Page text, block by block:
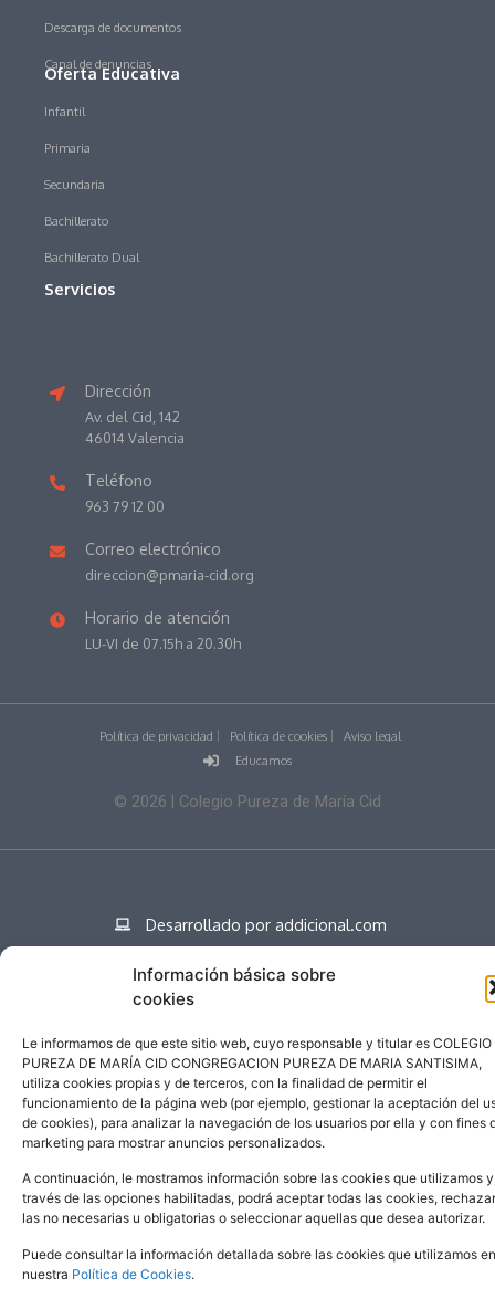
Información básica sobre
cookies
Le informamos de que este sitio web, cuyo responsable y titular es COLEGIO
PUREZA DE MARÍA CID CONGREGACION PUREZA DE MARIA SANTISIMA,
utiliza cookies propias y de terceros, con la finalidad de permitir el
funcionamiento de la página web (por ejemplo, gestionar la aceptación del
de cookies), para analizar la navegación de los usuarios por ella y con fines
marketing para mostrar anuncios personalizados.
A continuación, le mostramos información sobre las cookies que utilizamos
través de las opciones habilitadas, podrá aceptar todas las cookies, rechazar
las no necesarias u obligatorias o seleccionar aquellas que desea autorizar.
Puede consultar la información detallada sobre las cookies que utilizamos en
nuestra Política de Cookies.
Descarga de documentos
Canal de denuncias
Oferta Educativa
Infantil
Primaria
Secundaria
Bachillerato
Bachillerato Dual
Servicios
Dirección
Av. del Cid, 142
46014 Valencia
Teléfono
963 79 12 00
Correo electrónico
direccion@pmaria-cid.org
Horario de atención
LU-VI de 07.15h a 20.30h
Política de privacidad Política de cookies
Aviso legal
Educamos
© 2026 | Colegio Pureza de María Cid
Desarrollado por addicional.com